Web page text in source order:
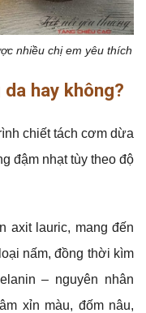
nhiều chị em yêu thích
hay không?
chiết tách cơm dừa
đậm nhạt tùy theo độ
axit lauric, mang đến
nấm, đồng thời kìm
– nguyên nhân
xỉn màu, đốm nâu,